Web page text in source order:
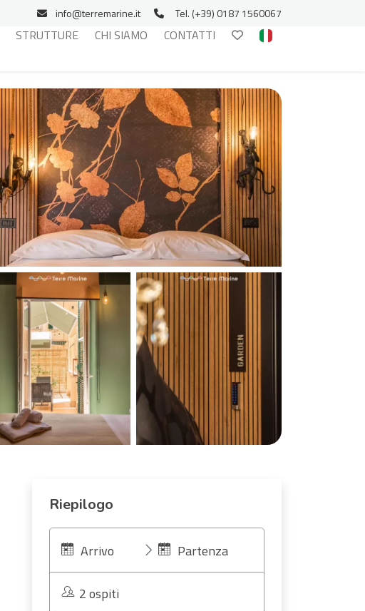
STRUTTURE CHI SIAMO CONTATTI
Riepilogo
Arrivo Partenza
2 ospiti
info@terremarine.it Tel. (+39) 0187 1560067